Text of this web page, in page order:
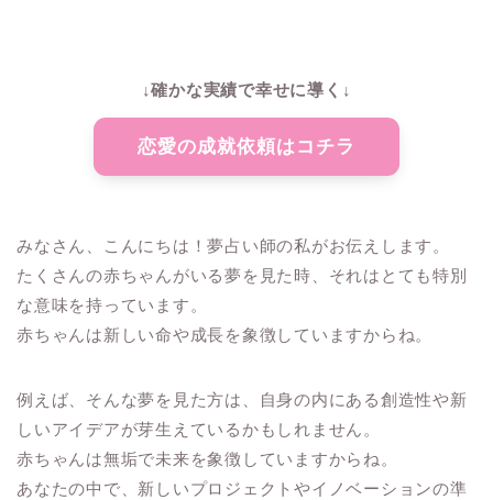
↓確かな実績で幸せに導く↓
恋愛の成就依頼はコチラ
みなさん、こんにちは！夢占い師の私がお伝えします。
たくさんの赤ちゃんがいる夢を見た時、それはとても特別
な意味を持っています。
赤ちゃんは新しい命や成長を象徴していますからね。
例えば、そんな夢を見た方は、自身の内にある創造性や新
しいアイデアが芽生えているかもしれません。
赤ちゃんは無垢で未来を象徴していますからね。
あなたの中で、新しいプロジェクトやイノベーションの準